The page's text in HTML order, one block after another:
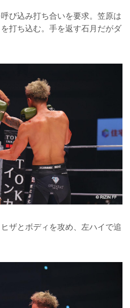
び込み打ち合いを要求。笠原は
打ち込む。手を返す石月だがダ
ザとボディを攻め、左ハイで追